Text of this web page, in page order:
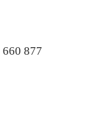
660 877